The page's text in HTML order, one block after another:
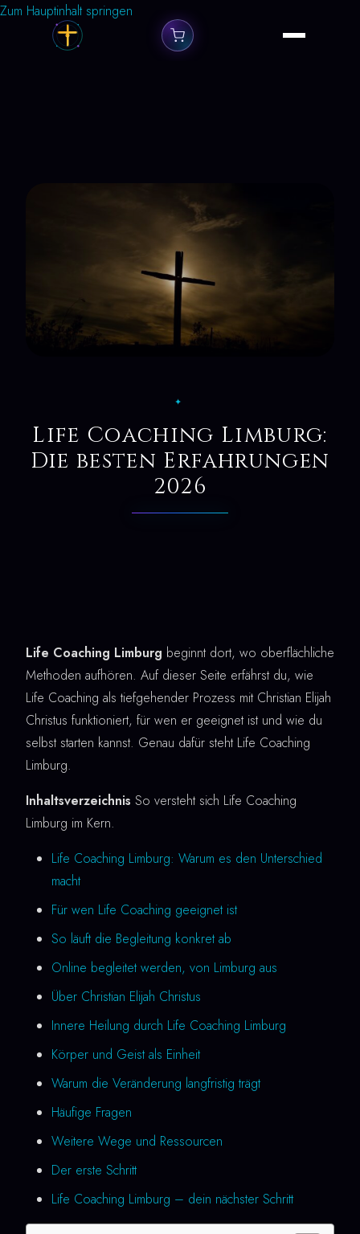
Zum Hauptinhalt springen
✦
Life Coaching Limburg:
Die besten Erfahrungen
2026
Life Coaching Limburg beginnt dort, wo oberflächliche
Methoden aufhören. Auf dieser Seite erfährst du, wie
Life Coaching als tiefgehender Prozess mit Christian Elijah
Christus funktioniert, für wen er geeignet ist und wie du
selbst starten kannst. Genau dafür steht Life Coaching
Limburg.
Inhaltsverzeichnis So versteht sich Life Coaching
Limburg im Kern.
Life Coaching Limburg: Warum es den Unterschied
macht
Für wen Life Coaching geeignet ist
So läuft die Begleitung konkret ab
Online begleitet werden, von Limburg aus
Über Christian Elijah Christus
Innere Heilung durch Life Coaching Limburg
Körper und Geist als Einheit
Warum die Veränderung langfristig trägt
Häufige Fragen
Weitere Wege und Ressourcen
Der erste Schritt
Life Coaching Limburg – dein nächster Schritt